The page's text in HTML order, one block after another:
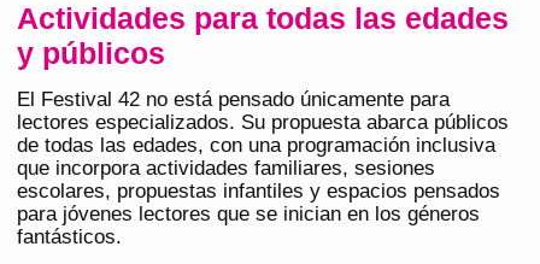
Actividades para todas las edades
y públicos
El Festival 42 no está pensado únicamente para
lectores especializados. Su propuesta abarca públicos
de todas las edades, con una programación inclusiva
que incorpora actividades familiares, sesiones
escolares, propuestas infantiles y espacios pensados
para jóvenes lectores que se inician en los géneros
fantásticos.